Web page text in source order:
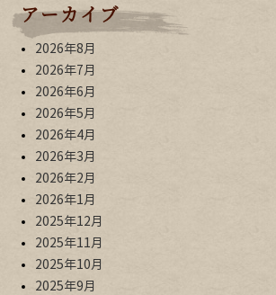
アーカイブ
2026年8月
2026年7月
2026年6月
2026年5月
2026年4月
2026年3月
2026年2月
2026年1月
2025年12月
2025年11月
2025年10月
2025年9月